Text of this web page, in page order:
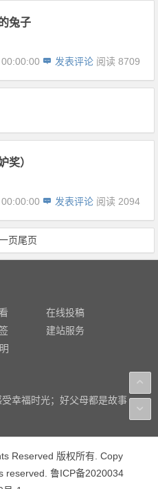
兔子
发表评论 阅读 8709
奖）
发表评论 阅读 2094
页尾页
在线投稿
建站服务
受幸福时光；好父母都是故事
Reserved 版权所有. Copy
reserved. 鲁ICP备2020034